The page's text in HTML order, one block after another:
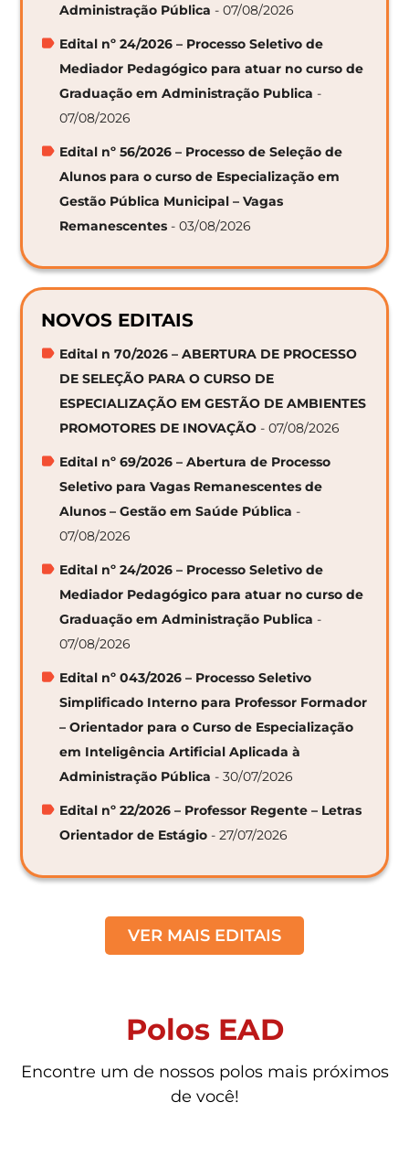
Administração Pública - 07/08/2026
Edital nº 24/2026 – Processo Seletivo de
Mediador Pedagógico para atuar no curso de
Graduação em Administração Publica -
07/08/2026
Edital nº 56/2026 – Processo de Seleção de
Alunos para o curso de Especialização em
Gestão Pública Municipal – Vagas
Remanescentes - 03/08/2026
NOVOS EDITAIS
Edital n 70/2026 – ABERTURA DE PROCESSO
DE SELEÇÃO PARA O CURSO DE
ESPECIALIZAÇÃO EM GESTÃO DE AMBIENTES
PROMOTORES DE INOVAÇÃO - 07/08/2026
Edital nº 69/2026 – Abertura de Processo
Seletivo para Vagas Remanescentes de
Alunos – Gestão em Saúde Pública -
07/08/2026
Edital nº 24/2026 – Processo Seletivo de
Mediador Pedagógico para atuar no curso de
Graduação em Administração Publica -
07/08/2026
Edital nº 043/2026 – Processo Seletivo
Simplificado Interno para Professor Formador
– Orientador para o Curso de Especialização
em Inteligência Artificial Aplicada à
Administração Pública - 30/07/2026
Edital nº 22/2026 – Professor Regente – Letras
Orientador de Estágio - 27/07/2026
VER MAIS EDITAIS
Polos EAD
Encontre um de nossos polos mais próximos
de você!